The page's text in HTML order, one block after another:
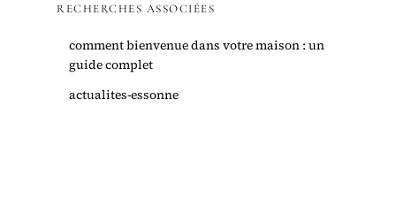
RECHERCHES ASSOCIÉES
comment bienvenue dans votre maison : un
guide complet
actualites-essonne